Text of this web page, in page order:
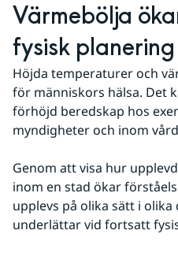
Värmebölja
fysisk
Höjda temperaturer och
för människors hälsa. Det
förhöjd beredskap hos
myndigheter och inom
Genom att visa hur
inom en stad ökar
upplevs på olika sätt i olika
underlättar vid fortsatt